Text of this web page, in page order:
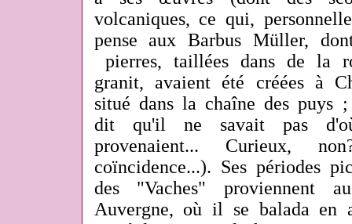
volcaniques, ce qui,
pense aux Barbus Müller,
pierres, taillées dans de la
granit, avaient été créées à
situé dans la chaîne des puys
dit qu'il ne savait pas
provenaient... Curieux,
coïncidence...). Ses périodes
des "Vaches" proviennent
Auvergne, où il se balada en